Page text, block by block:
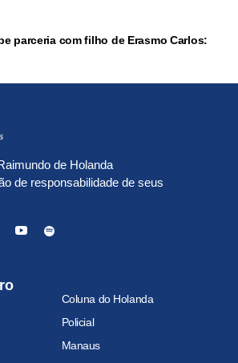
parceria com filho de Erasmo Carlos:
de Holanda
de responsabilidade de seus
Coluna do Holanda
Policial
Manaus